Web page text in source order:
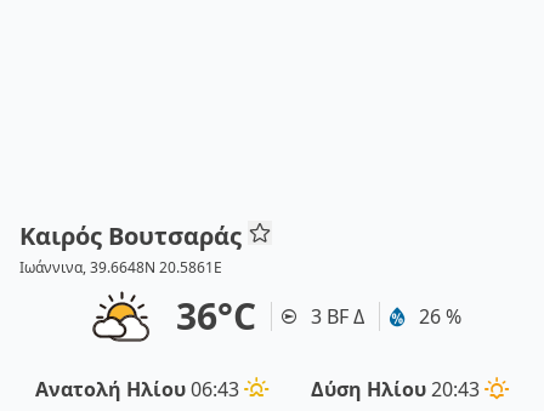
Καιρός Βουτσαράς
Ιωάννινα, 39.6648N 20.5861E
36°C 3 BF Δ 26 %
Ανατολή Ηλίου06:43 Δύση Ηλίου20:43